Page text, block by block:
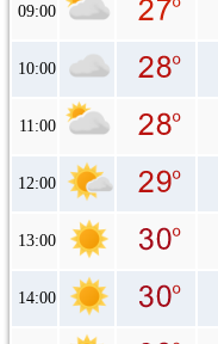
09:00
10:00
11:00
12:00
13:00
14:00